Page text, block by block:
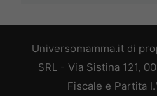
Universomamma.it di
SRL - Via Sistina 121,
Fiscale e Partita